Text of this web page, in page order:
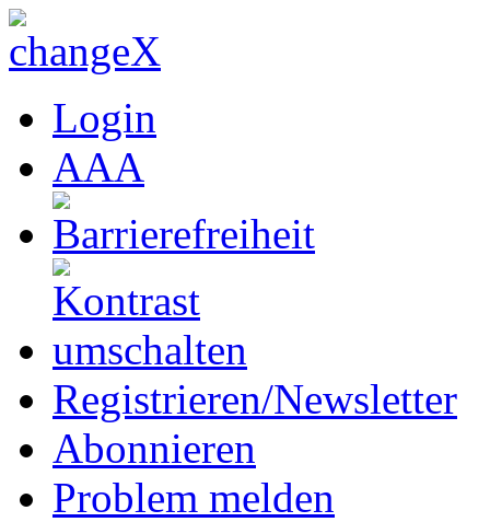
Login
AAA
Registrieren/Newsletter
Abonnieren
Problem melden